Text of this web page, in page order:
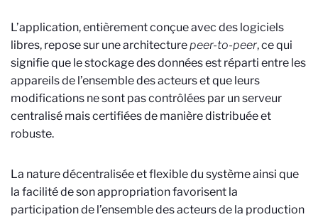
L’application, entièrement conçue avec des logiciels
libres, repose sur une architecturepeer-to-peer, ce qui
signifie que le stockage des données est réparti entre les
appareils de l’ensemble des acteurs et que leurs
modifications ne sont pas contrôlées par un serveur
centralisé mais certifiées de manière distribuée et
robuste.
La nature décentralisée et flexible du système ainsi que
la facilité de son appropriation favorisent la
participation de l’ensemble des acteurs de la production